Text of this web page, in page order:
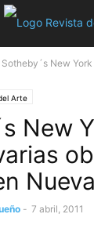
Sotheby´s New
Arte
New
- 7 abril, 2011